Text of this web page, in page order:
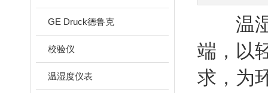
GE Druck德鲁克
校验仪
温湿度仪表
温湿
端，以
求，为